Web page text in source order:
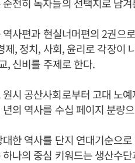
역사편과 현실너머편의 2권
제, 정치, 사회, 윤리로 각장이
, 신비를 주제로 한다.
시 공산사회로부터 고대 노
의 역사를 수십 페이지 분량
한 역사를 단지 연대기순으
나의 중심 키워드는 생산수